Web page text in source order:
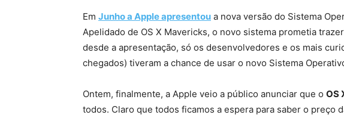
Em Junho a Apple apresentou a nova versão do Sistema
Apelidado de OS X Mavericks, o novo sistema prometia
desde a apresentação, só os desenvolvedores e os mais
chegados) tiveram a chance de usar o novo Sistema
Ontem, finalmente, a Apple veio a público anunciar que o OS
todos. Claro que todos ficamos a espera para saber o preço